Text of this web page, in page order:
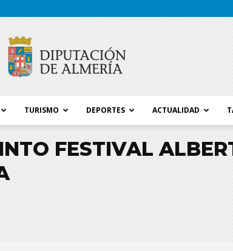
TURISMO DEPORTES ACTUALIDAD
FESTIVAL